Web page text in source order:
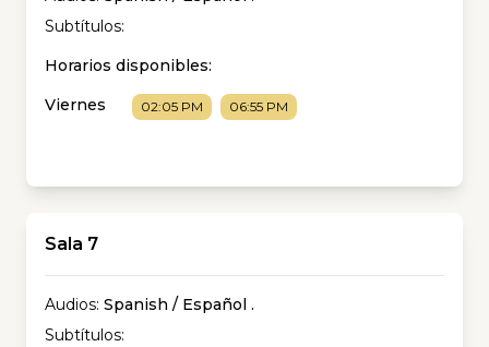
Subtítulos:
Horarios disponibles:
Viernes
02:05 PM 06:55 PM
Sala 7
Audios: Spanish / Español .
Subtítulos: